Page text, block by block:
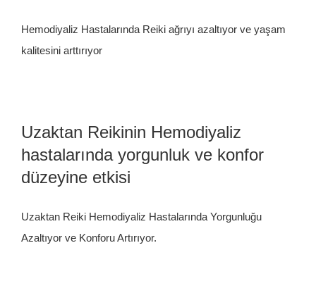
Hemodiyaliz Hastalarında Reiki ağrıyı azaltıyor ve yaşam
kalitesini arttırıyor
Uzaktan Reikinin Hemodiyaliz
hastalarında yorgunluk ve konfor
düzeyine etkisi
Uzaktan Reiki Hemodiyaliz Hastalarında Yorgunluğu
Azaltıyor ve Konforu Artırıyor.